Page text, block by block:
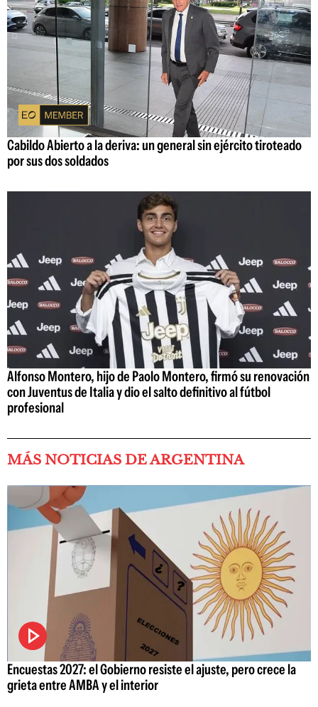
Cabildo Abierto a la deriva: un general sin ejército tiroteado
por sus dos soldados
Alfonso Montero, hijo de Paolo Montero, firmó su renovación
con Juventus de Italia y dio el salto definitivo al fútbol
profesional
MÁS NOTICIAS DE ARGENTINA
Encuestas 2027: el Gobierno resiste el ajuste, pero crece la
grieta entre AMBA y el interior